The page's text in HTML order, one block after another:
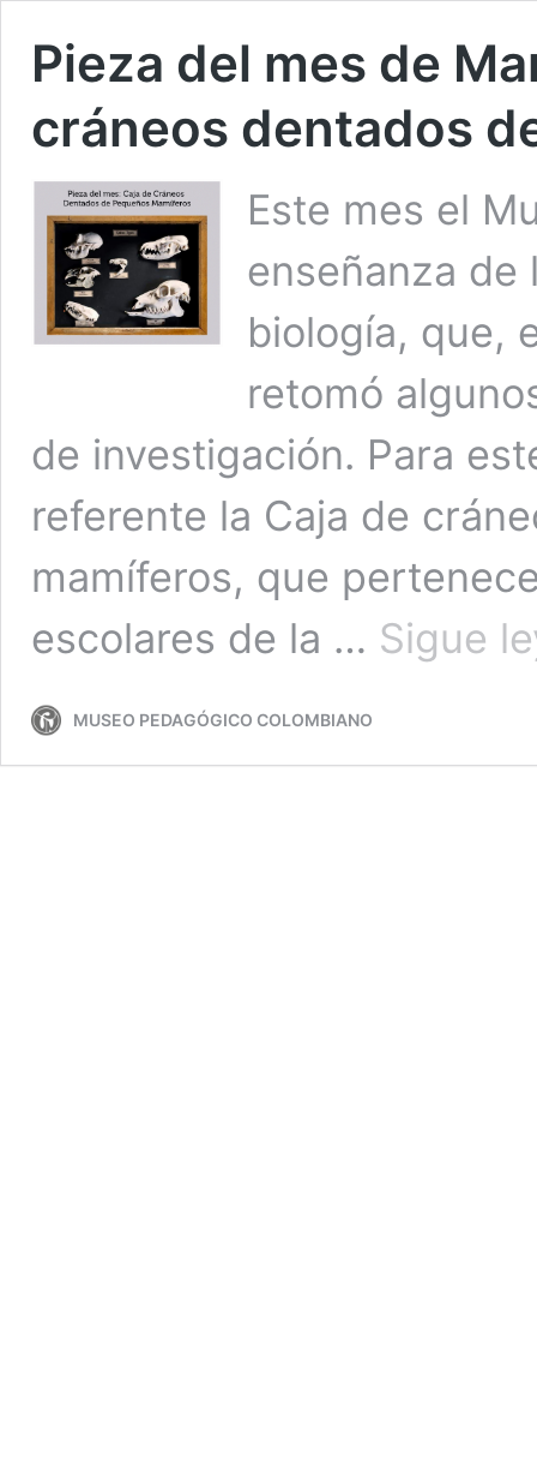
Pieza del mes de
cráneos dentados
Este mes el
enseñanza de
biología, que,
retomó
de investigación. Para
referente la Caja de
mamíferos, que
escolares de la … Sigue
MUSEO PEDAGÓGICO COLOMBIANO